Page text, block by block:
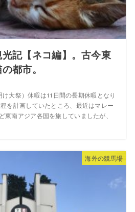
記【ネコ編】。古今東
都市。
大祭）休暇は11日間の長期休暇となり
を計画していたところ、最近はマレー
東南アジア各国を旅していましたが、
海外の競馬場